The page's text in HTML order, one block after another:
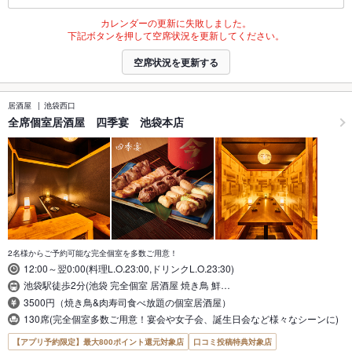
カレンダーの更新に失敗しました。
下記ボタンを押して空席状況を更新してください。
空席状況を更新する
居酒屋 池袋西口
全席個室居酒屋 四季宴 池袋本店
2名様からご予約可能な完全個室を多数ご用意！
12:00～翌0:00(料理L.O.23:00,ドリンクL.O.23:30)
池袋駅徒歩2分(池袋 完全個室 居酒屋 焼き鳥 鮮…
3500円（焼き鳥&肉寿司食べ放題の個室居酒屋）
130席(完全個室多数ご用意！宴会や女子会、誕生日会など様々なシーンに)
【アプリ予約限定】最大800ポイント還元対象店 口コミ投稿特典対象店